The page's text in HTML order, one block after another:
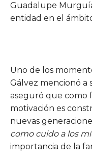
Guadalupe
entidad en el
Uno de los
Gálvez mencionó a
aseguró que como
motivación es
nuevas
como cuido a los
importancia de la